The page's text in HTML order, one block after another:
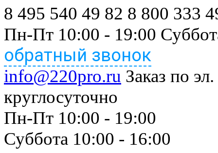
8 495 540 49 82 8 800 333
Пн-Пт 10:00 - 19:00
обратный звонок
info@220pro.ru Заказ по
круглосуточно
Пн-Пт 10:00 - 19:00
Суббота 10:00 - 16:00